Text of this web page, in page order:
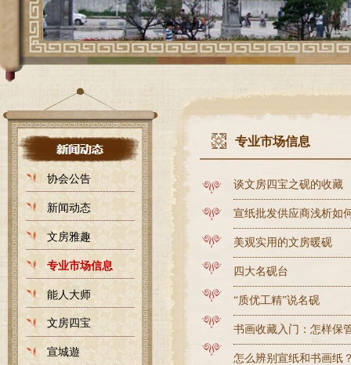
协会公告
新闻动态
文房雅趣
专业市场信息
能人大师
文房四宝
宣城遊
专业市场信息
谈文房四宝之砚的收藏
宣纸批发供应商浅析如
美观实用的文房暖砚
四大名砚台
“质优工精”说名砚
书画收藏入门：怎样保
怎么辨别宣纸和书画纸